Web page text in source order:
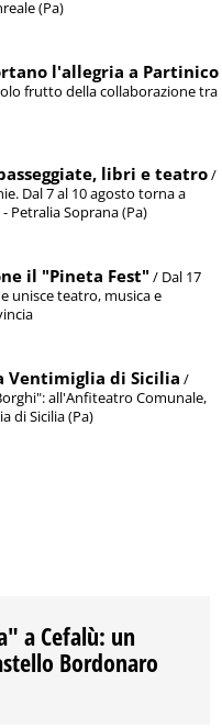
(Pa)
l'allegria a Partinico
frutto della collaborazione tra
libri e teatro/
Dal 7 al 10 agosto torna a
Petralia Soprana (Pa)
il "Pineta Fest" / Dal 17
unisce teatro, musica e
Ventimiglia di Sicilia /
all'Anfiteatro Comunale,
di Sicilia (Pa)
a Cefalù: un
Bordonaro